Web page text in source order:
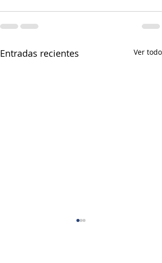
Entradas recientes Ver todo